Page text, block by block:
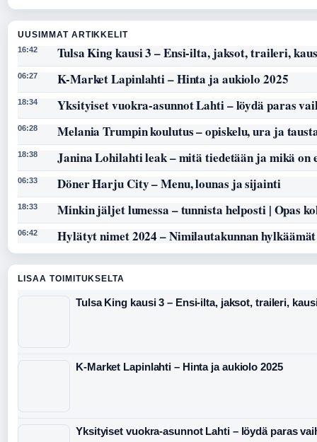
UUSIMMAT ARTIKKELIT
16:42 Tulsa King kausi 3 – Ensi-ilta, jaksot, traileri,
06:27 K-Market Lapinlahti – Hinta ja aukiolo 2025
18:34 Yksityiset vuokra-asunnot Lahti – löydä paras
06:28 Melania Trumpin koulutus – opiskelu, ura ja
18:38 Janina Lohilahti leak – mitä tiedetään ja mikä on
06:33 Döner Harju City – Menu, lounas ja sijainti
18:33 Minkin jäljet lumessa – tunnista helposti | Opas
06:42 Hylätyt nimet 2024 – Nimilautakunnan
LISAA TOIMITUKSELTA
Tulsa King kausi 3 – Ensi-ilta, jaksot, traileri,
K-Market Lapinlahti – Hinta ja aukiolo 2025
Yksityiset vuokra-asunnot Lahti – löydä paras